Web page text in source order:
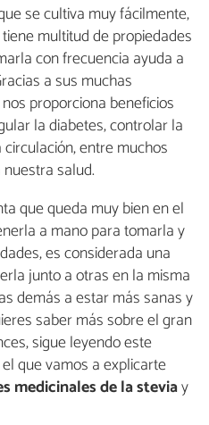
se cultiva muy fácilmente,
multitud de propiedades
con frecuencia ayuda a
a sus muchas
proporciona beneficios
la diabetes, controlar la
entre muchos
salud.
que queda muy bien en el
a mano para tomarla y
es considerada una
junto a otras en la misma
demás a estar más sanas y
saber más sobre el gran
sigue leyendo este
que vamos a explicarte
medicinales de la steviay